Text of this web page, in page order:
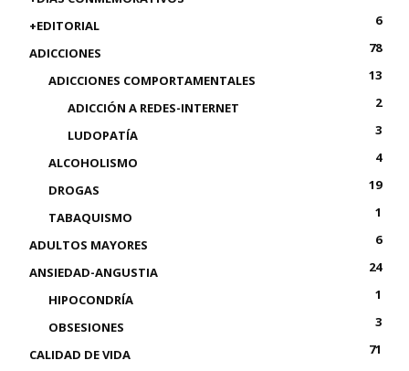
+EDITORIAL
6
ADICCIONES
78
ADICCIONES COMPORTAMENTALES
13
ADICCIÓN A REDES-INTERNET
2
LUDOPATÍA
3
ALCOHOLISMO
4
DROGAS
19
TABAQUISMO
1
ADULTOS MAYORES
6
ANSIEDAD-ANGUSTIA
24
HIPOCONDRÍA
1
OBSESIONES
3
CALIDAD DE VIDA
71